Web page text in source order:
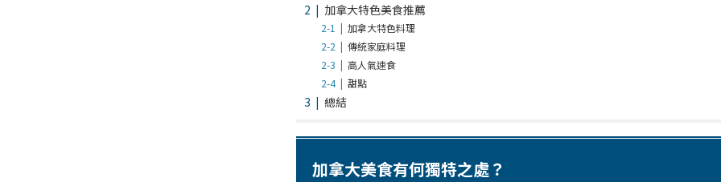
加拿大特色美食推薦
加拿大特色料理
傳統家庭料理
高人氣速食
甜點
總結
加拿大美食有何獨特之處？